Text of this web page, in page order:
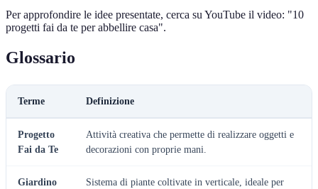
Per approfondire le idee presentate, cerca su YouTube il video: "10
progetti fai da te per abbellire casa".
Glossario
Terme Definizione
Progetto
Fai da Te
Attività creativa che permette di realizzare oggetti e
decorazioni con proprie mani.
Giardino
Sistema di piante coltivate in verticale, ideale per